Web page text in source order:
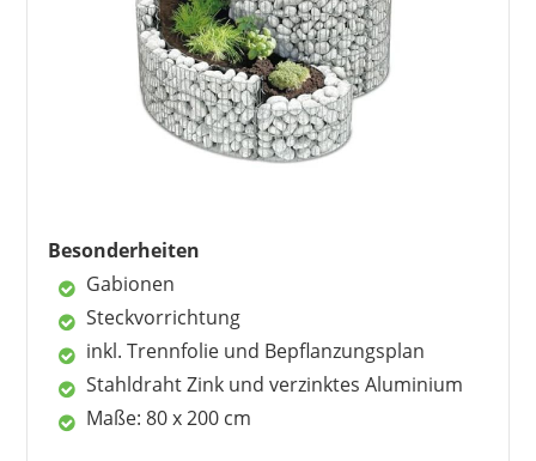
SPETEBO
59,95 €49,95 €*
4 Klimazonen
Steckvorrichtung
inkl. Trennfolie
inkl. Bepflanzungsplan
gutes Preis-Leistungs-Verhältnis
ohne Steinfüllung, Erde und Pflanzen
teilweise langer Aufbau
Besonderheiten
Gabionen
Steckvorrichtung
inkl. Trennfolie und Bepflanzungsplan
Stahldraht Zink und verzinktes Aluminium
Maße: 80 x 200 cm